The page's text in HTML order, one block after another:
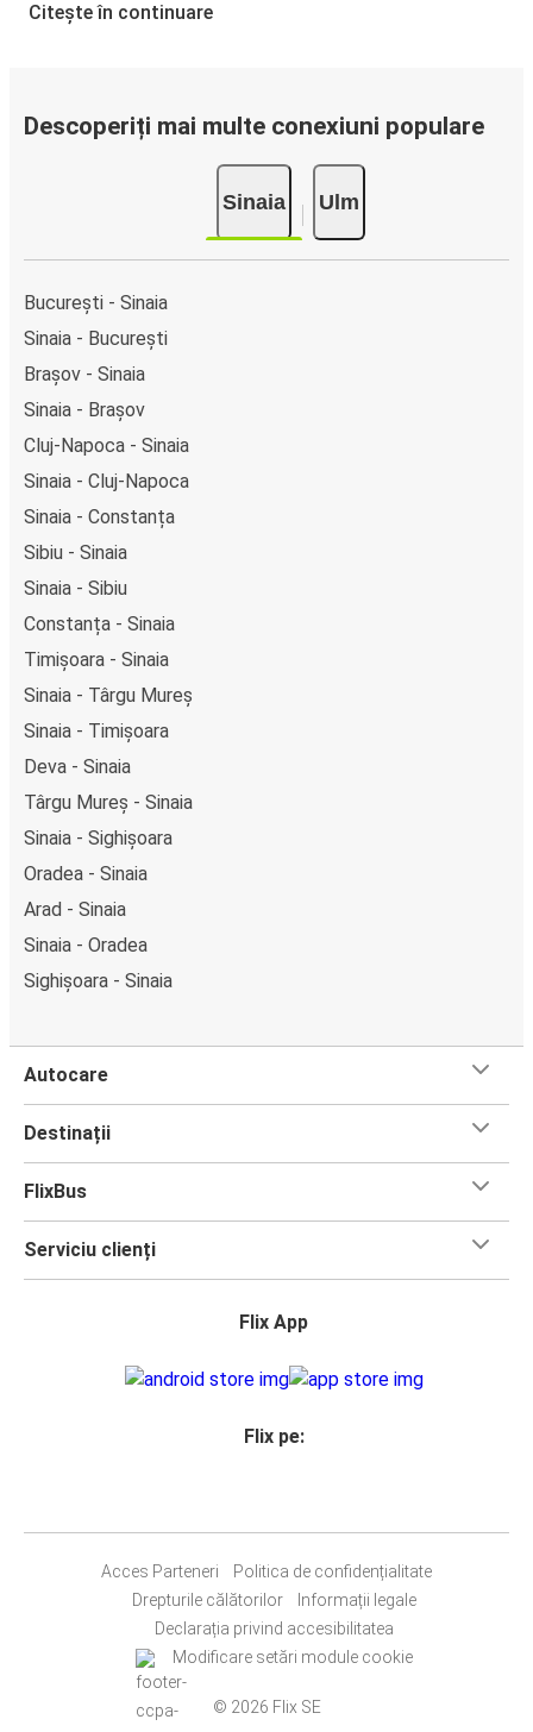
Citește în continuare
Descoperiți mai multe conexiuni populare
Sinaia Ulm
București - Sinaia
Sinaia - București
Brașov - Sinaia
Sinaia - Brașov
Cluj-Napoca - Sinaia
Sinaia - Cluj-Napoca
Sinaia - Constanța
Sibiu - Sinaia
Sinaia - Sibiu
Constanța - Sinaia
Timișoara - Sinaia
Sinaia - Târgu Mureș
Sinaia - Timișoara
Deva - Sinaia
Târgu Mureș - Sinaia
Sinaia - Sighișoara
Oradea - Sinaia
Arad - Sinaia
Sinaia - Oradea
Sighișoara - Sinaia
Autocare
Destinații
FlixBus
Serviciu clienți
Flix App
Flix pe:
Acces Parteneri
Politica de confidențialitate
Drepturile călătorilor
Informații legale
Declarația privind accesibilitatea
Modificare setări module cookie
© 2026 Flix SE